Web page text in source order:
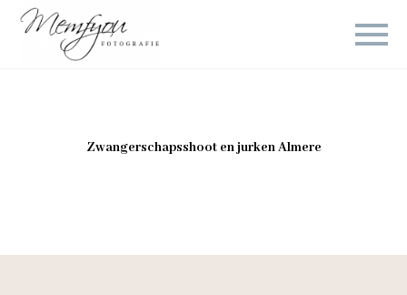
Zwangerschapsshoot en jurken Almere